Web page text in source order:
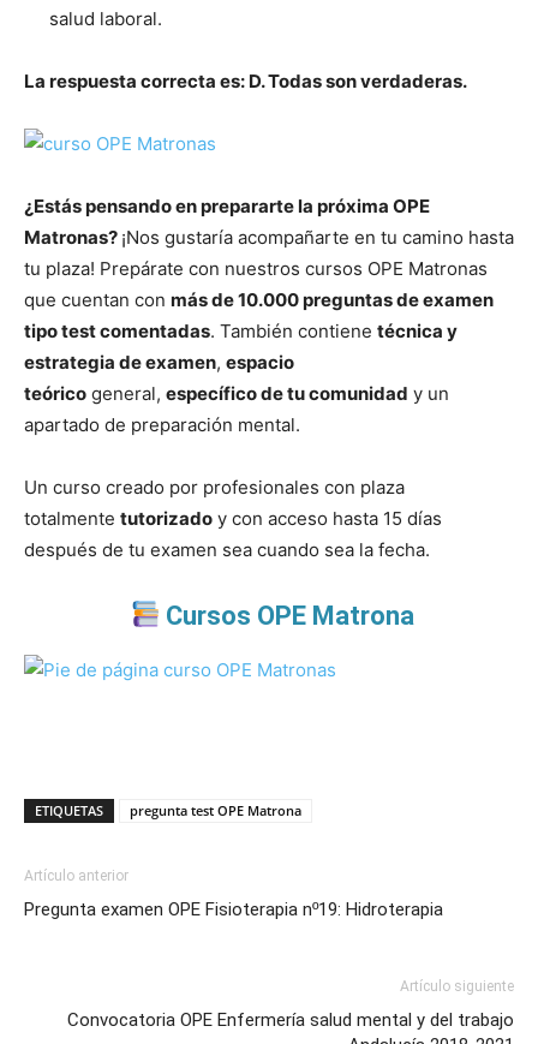
salud laboral.
La respuesta correcta es: D. Todas son verdaderas.
¿Estás pensando en prepararte la próxima OPE
Matronas? ¡Nos gustaría acompañarte en tu camino hasta
tu plaza! Prepárate con nuestros cursos OPE Matronas
que cuentan con más de 10.000 preguntas de examen
tipo test comentadas. También contiene técnica y
estrategia de examen, espacio
teórico general, específico de tu comunidad y un
apartado de preparación mental.
Un curso creado por profesionales con plaza
totalmente tutorizado y con acceso hasta 15 días
después de tu examen sea cuando sea la fecha.
Cursos OPE Matrona
ETIQUETAS pregunta test OPE Matrona
Artículo anterior
Pregunta examen OPE Fisioterapia nº19: Hidroterapia
Artículo siguiente
Convocatoria OPE Enfermería salud mental y del trabajo